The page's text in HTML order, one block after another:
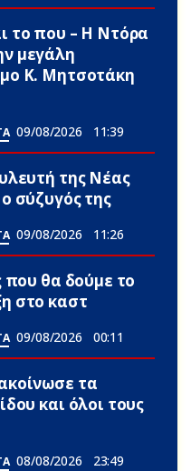
το που – Η Ντόρα
μεγάλη
Κ. Μητσοτάκη
09/08/2026 11:39
της Νέας
σύζυγός της
09/08/2026 11:26
που θα δούμε το
στο καστ
09/08/2026 00:11
τα
και όλοι τους
08/08/2026 23:49